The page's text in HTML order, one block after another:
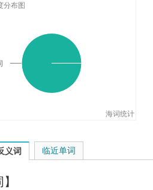
直热切期待进行这次访问。
分布图
海词统计
资料：
义词 临近单词